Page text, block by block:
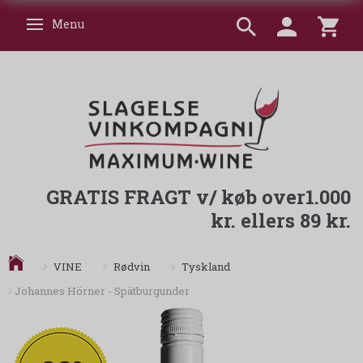
Skifte navigation
Menu
GRATIS FRAGT v/ køb over1.000
kr. ellers 89 kr.
VINE Rødvin
Tyskland
Johannes Hörner - Spätburgunder